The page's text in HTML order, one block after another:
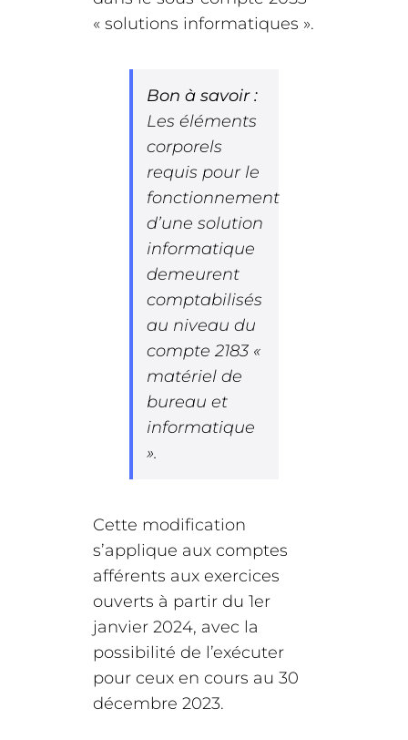
« solutions informatiques ».
Bon à savoir :
Les éléments
corporels
requis pour le
fonctionnement
d’une solution
informatique
demeurent
comptabilisés
au niveau du
compte 2183 «
matériel de
bureau et
informatique
».
Cette modification
s’applique aux comptes
afférents aux exercices
ouverts à partir du 1er
janvier 2024, avec la
possibilité de l’exécuter
pour ceux en cours au 30
décembre 2023.